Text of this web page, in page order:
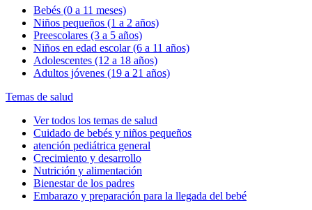
Bebés (0 a 11 meses)
Niños pequeños (1 a 2 años)
Preescolares (3 a 5 años)
Niños en edad escolar (6 a 11 años)
Adolescentes (12 a 18 años)
Adultos jóvenes (19 a 21 años)
Temas de salud
Ver todos los temas de salud
Cuidado de bebés y niños pequeños
atención pediátrica general
Crecimiento y desarrollo
Nutrición y alimentación
Bienestar de los padres
Embarazo y preparación para la llegada del bebé